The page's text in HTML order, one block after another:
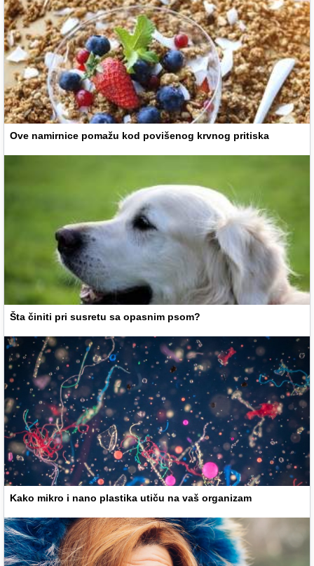
Ove namirnice pomažu kod povišenog krvnog pritiska
Šta činiti pri susretu sa opasnim psom?
Kako mikro i nano plastika utiču na vaš organizam